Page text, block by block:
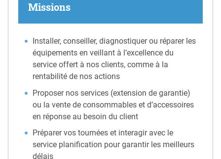
Missions
Installer, conseiller, diagnostiquer ou réparer les
équipements en veillant à l’excellence du
service offert à nos clients, comme à la
rentabilité de nos actions
Proposer nos services (extension de garantie)
ou la vente de consommables et d’accessoires
en réponse au besoin du client
Préparer vos tournées et interagir avec le
service planification pour garantir les meilleurs
délais